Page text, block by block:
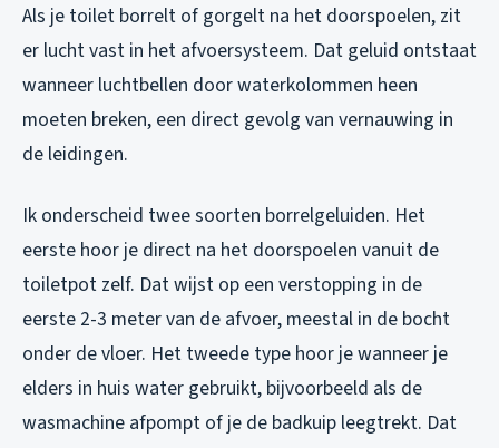
Als je toilet borrelt of gorgelt na het doorspoelen, zit
er lucht vast in het afvoersysteem. Dat geluid ontstaat
wanneer luchtbellen door waterkolommen heen
moeten breken, een direct gevolg van vernauwing in
de leidingen.
Ik onderscheid twee soorten borrelgeluiden. Het
eerste hoor je direct na het doorspoelen vanuit de
toiletpot zelf. Dat wijst op een verstopping in de
eerste 2-3 meter van de afvoer, meestal in de bocht
onder de vloer. Het tweede type hoor je wanneer je
elders in huis water gebruikt, bijvoorbeeld als de
wasmachine afpompt of je de badkuip leegtrekt. Dat